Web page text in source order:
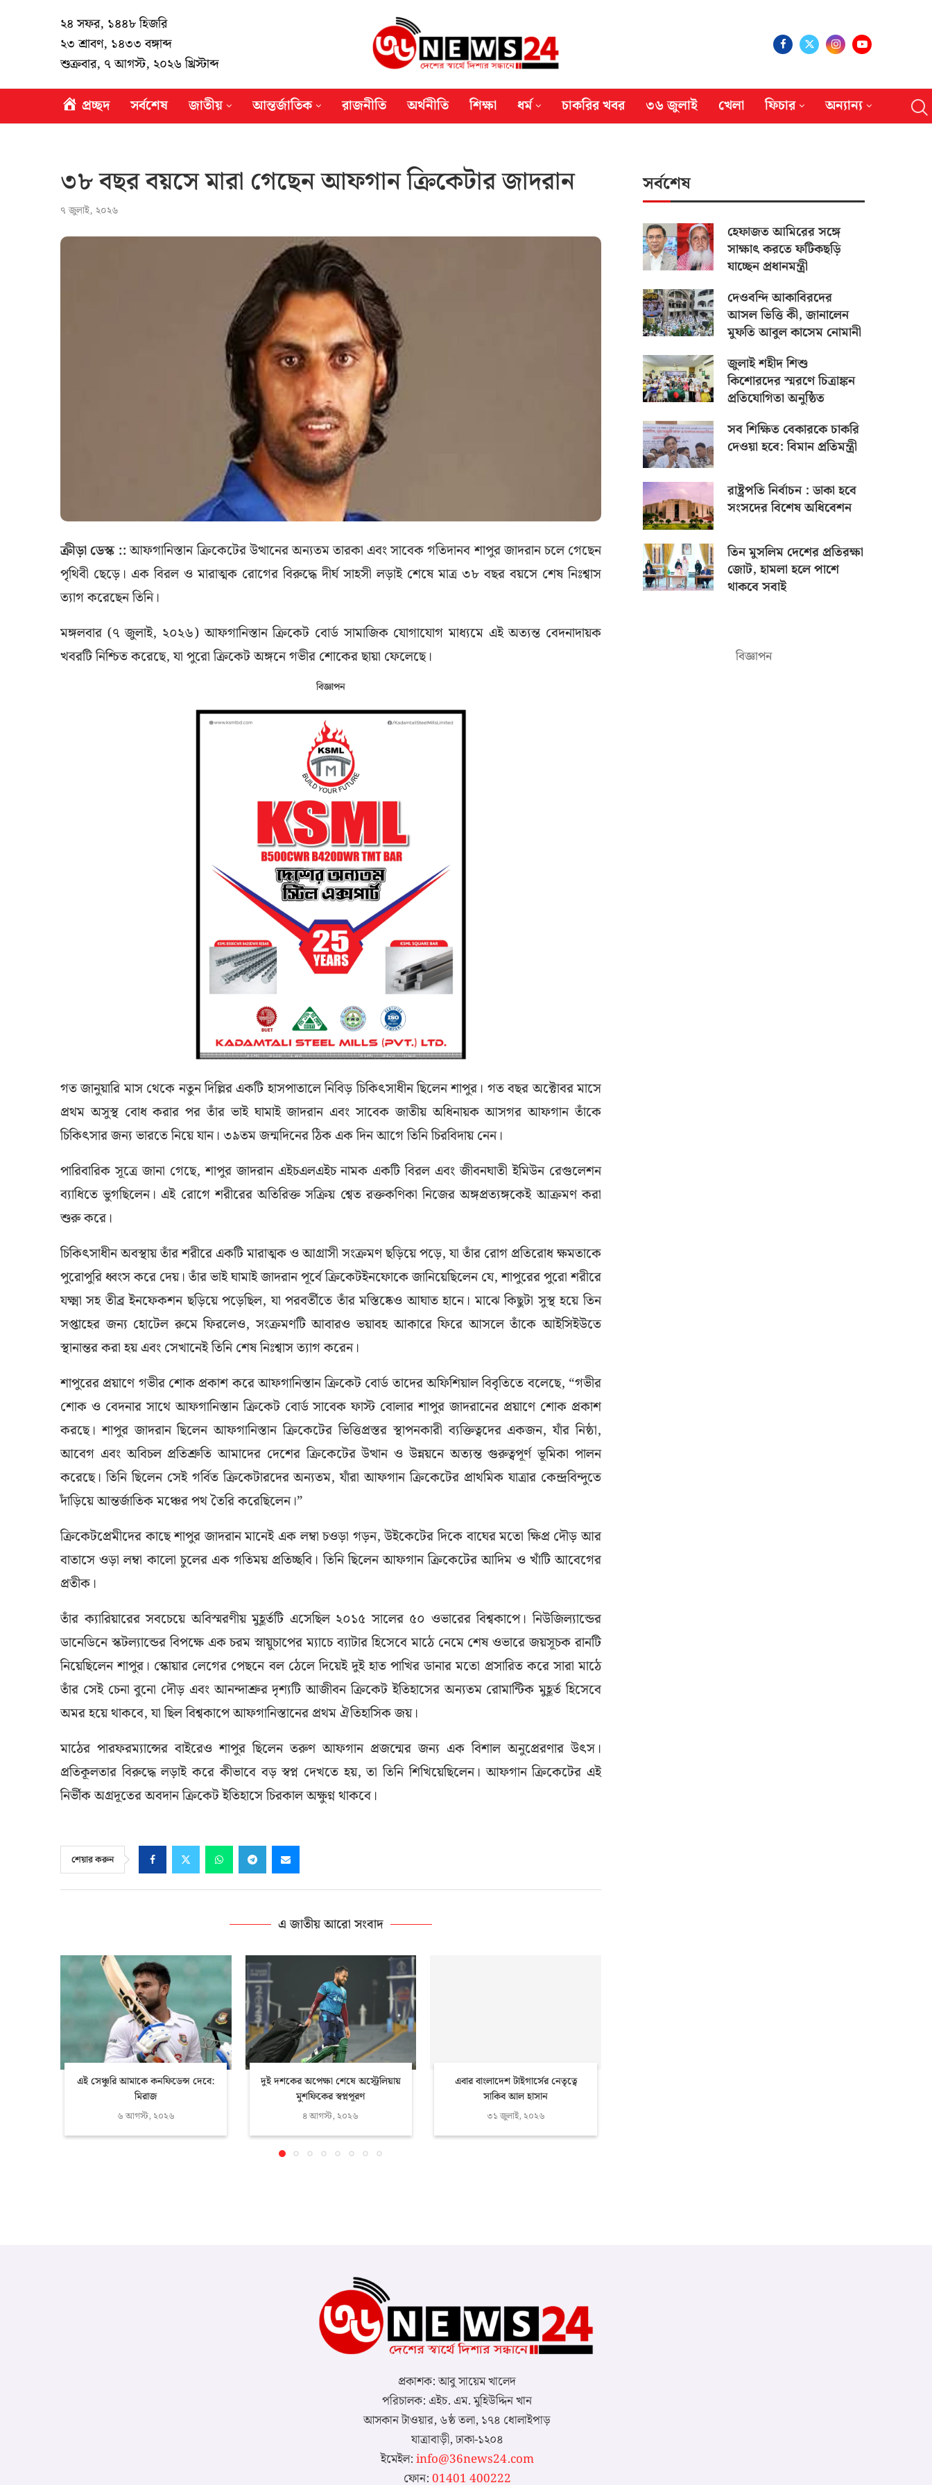
২৪ সফর, ১৪৪৮ হিজরি
২৩ শ্রাবণ, ১৪৩৩ বঙ্গাব্দ
শুক্রবার, ৭ আগস্ট, ২০২৬ খ্রিস্টাব্দ
প্রচ্ছদ সর্বশেষ জাতীয় আন্তর্জাতিক রাজনীতি অর্থনীতি শিক্ষা ধর্ম চাকরির খবর ৩৬ জুলাই খেলা ফিচার অন্যান্য
৩৮ বছর বয়সে মারা গেছেন আফগান ক্রিকেটার জাদরান
৭ জুলাই, ২০২৬
ক্রীড়া ডেস্ক ::আফগানিস্তান ক্রিকেটের উত্থানের অন্যতম তারকা এবং সাবেক গতিদানব শাপুর জাদরান চলে গেছেন
পৃথিবী ছেড়ে। এক বিরল ও মারাত্মক রোগের বিরুদ্ধে দীর্ঘ সাহসী লড়াই শেষে মাত্র ৩৮ বছর বয়সে শেষ নিঃশ্বাস
ত্যাগ করেছেন তিনি।
মঙ্গলবার (৭ জুলাই, ২০২৬) আফগানিস্তান ক্রিকেট বোর্ড সামাজিক যোগাযোগ মাধ্যমে এই অত্যন্ত বেদনাদায়ক
খবরটি নিশ্চিত করেছে, যা পুরো ক্রিকেট অঙ্গনে গভীর শোকের ছায়া ফেলেছে।
বিজ্ঞাপন
গত জানুয়ারি মাস থেকে নতুন দিল্লির একটি হাসপাতালে নিবিড় চিকিৎসাধীন ছিলেন শাপুর। গত বছর অক্টোবর মাসে
প্রথম অসুস্থ বোধ করার পর তাঁর ভাই ঘামাই জাদরান এবং সাবেক জাতীয় অধিনায়ক আসগর আফগান তাঁকে
চিকিৎসার জন্য ভারতে নিয়ে যান। ৩৯তম জন্মদিনের ঠিক এক দিন আগে তিনি চিরবিদায় নেন।
পারিবারিক সূত্রে জানা গেছে, শাপুর জাদরান এইচএলএইচ নামক একটি বিরল এবং জীবনঘাতী ইমিউন রেগুলেশন
ব্যাধিতে ভুগছিলেন। এই রোগে শরীরের অতিরিক্ত সক্রিয় শ্বেত রক্তকণিকা নিজের অঙ্গপ্রত্যঙ্গকেই আক্রমণ করা
শুরু করে।
চিকিৎসাধীন অবস্থায় তাঁর শরীরে একটি মারাত্মক ও আগ্রাসী সংক্রমণ ছড়িয়ে পড়ে, যা তাঁর রোগ প্রতিরোধ ক্ষমতাকে
পুরোপুরি ধ্বংস করে দেয়। তাঁর ভাই ঘামাই জাদরান পূর্বে ক্রিকেটইনফোকে জানিয়েছিলেন যে, শাপুরের পুরো শরীরে
যক্ষ্মা সহ তীব্র ইনফেকশন ছড়িয়ে পড়েছিল, যা পরবর্তীতে তাঁর মস্তিষ্কেও আঘাত হানে। মাঝে কিছুটা সুস্থ হয়ে তিন
সপ্তাহের জন্য হোটেল রুমে ফিরলেও, সংক্রমণটি আবারও ভয়াবহ আকারে ফিরে আসলে তাঁকে আইসিইউতে
স্থানান্তর করা হয় এবং সেখানেই তিনি শেষ নিঃশ্বাস ত্যাগ করেন।
শাপুরের প্রয়াণে গভীর শোক প্রকাশ করে আফগানিস্তান ক্রিকেট বোর্ড তাদের অফিশিয়াল বিবৃতিতে বলেছে, “গভীর
শোক ও বেদনার সাথে আফগানিস্তান ক্রিকেট বোর্ড সাবেক ফাস্ট বোলার শাপুর জাদরানের প্রয়াণে শোক প্রকাশ
করছে। শাপুর জাদরান ছিলেন আফগানিস্তান ক্রিকেটের ভিত্তিপ্রস্তর স্থাপনকারী ব্যক্তিত্বদের একজন, যাঁর নিষ্ঠা,
আবেগ এবং অবিচল প্রতিশ্রুতি আমাদের দেশের ক্রিকেটের উত্থান ও উন্নয়নে অত্যন্ত গুরুত্বপূর্ণ ভূমিকা পালন
করেছে। তিনি ছিলেন সেই গর্বিত ক্রিকেটারদের অন্যতম, যাঁরা আফগান ক্রিকেটের প্রাথমিক যাত্রার কেন্দ্রবিন্দুতে
দাঁড়িয়ে আন্তর্জাতিক মঞ্চের পথ তৈরি করেছিলেন।”
ক্রিকেটপ্রেমীদের কাছে শাপুর জাদরান মানেই এক লম্বা চওড়া গড়ন, উইকেটের দিকে বাঘের মতো ক্ষিপ্র দৌড় আর
বাতাসে ওড়া লম্বা কালো চুলের এক গতিময় প্রতিচ্ছবি। তিনি ছিলেন আফগান ক্রিকেটের আদিম ও খাঁটি আবেগের
প্রতীক।
তাঁর ক্যারিয়ারের সবচেয়ে অবিস্মরণীয় মুহূর্তটি এসেছিল ২০১৫ সালের ৫০ ওভারের বিশ্বকাপে। নিউজিল্যান্ডের
ডানেডিনে স্কটল্যান্ডের বিপক্ষে এক চরম স্নায়ুচাপের ম্যাচে ব্যাটার হিসেবে মাঠে নেমে শেষ ওভারে জয়সূচক রানটি
নিয়েছিলেন শাপুর। স্কোয়ার লেগের পেছনে বল ঠেলে দিয়েই দুই হাত পাখির ডানার মতো প্রসারিত করে সারা মাঠে
তাঁর সেই চেনা বুনো দৌড় এবং আনন্দাশ্রুর দৃশ্যটি আজীবন ক্রিকেট ইতিহাসের অন্যতম রোমান্টিক মুহূর্ত হিসেবে
অমর হয়ে থাকবে, যা ছিল বিশ্বকাপে আফগানিস্তানের প্রথম ঐতিহাসিক জয়।
মাঠের পারফরম্যান্সের বাইরেও শাপুর ছিলেন তরুণ আফগান প্রজন্মের জন্য এক বিশাল অনুপ্রেরণার উৎস।
প্রতিকূলতার বিরুদ্ধে লড়াই করে কীভাবে বড় স্বপ্ন দেখতে হয়, তা তিনি শিখিয়েছিলেন। আফগান ক্রিকেটের এই
নির্ভীক অগ্রদূতের অবদান ক্রিকেট ইতিহাসে চিরকাল অক্ষুণ্ন থাকবে।
শেয়ার করুন
এ জাতীয় আরো সংবাদ
এই সেঞ্চুরি আমাকে কনফিডেন্স দেবে:
মিরাজ
৬ আগস্ট, ২০২৬
দুই দশকের অপেক্ষা শেষে অস্ট্রেলিয়ায়
মুশফিকের স্বপ্নপূরণ
৪ আগস্ট, ২০২৬
এবার বাংলাদেশ টাইগার্সের নেতৃত্বে
সাকিব আল হাসান
৩১ জুলাই, ২০২৬
সর্বশেষ
হেফাজত আমিরের সঙ্গে
সাক্ষাৎ করতে ফটিকছড়ি
যাচ্ছেন প্রধানমন্ত্রী
দেওবন্দি আকাবিরদের
আসল ভিত্তি কী, জানালেন
মুফতি আবুল কাসেম নোমানী
জুলাই শহীদ শিশু
কিশোরদের স্মরণে চিত্রাঙ্কন
প্রতিযোগিতা অনুষ্ঠিত
সব শিক্ষিত বেকারকে চাকরি
দেওয়া হবে: বিমান প্রতিমন্ত্রী
রাষ্ট্রপতি নির্বাচন : ডাকা হবে
সংসদের বিশেষ অধিবেশন
তিন মুসলিম দেশের প্রতিরক্ষা
জোট, হামলা হলে পাশে
থাকবে সবাই
বিজ্ঞাপন
প্রকাশক: আবু সায়েম খালেদ
পরিচালক: এইচ. এম. মুহিউদ্দিন খান
আসকান টাওয়ার, ৬ষ্ঠ তলা, ১৭৪ ধোলাইপাড়
যাত্রাবাড়ী, ঢাকা-১২০৪
ইমেইল:info@36news24.com
ফোন:01401 400222